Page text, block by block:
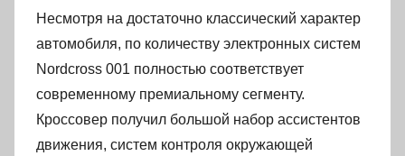
Несмотря на достаточно классический характер
автомобиля, по количеству электронных систем
Nordcross 001 полностью соответствует
современному премиальному сегменту.
Кроссовер получил большой набор ассистентов
движения, систем контроля окружающей